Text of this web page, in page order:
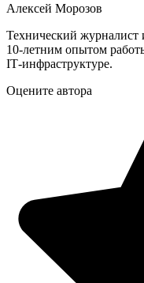
Алексей Морозов
Технический журналист
10‑летним опытом
IT‑инфраструктуре.
Оцените автора